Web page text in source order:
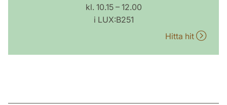
kl. 10.15 – 12.00
i LUX:B251
Hitta hit